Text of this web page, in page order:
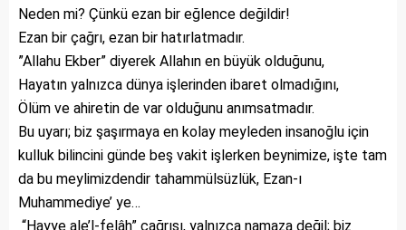
Neden mi? Çünkü ezan bir eğlence değildir!
Ezan bir çağrı, ezan bir hatırlatmadır.
”Allahu Ekber” diyerek Allahın en büyük olduğunu,
Hayatın yalnızca dünya işlerinden ibaret olmadığını,
Ölüm ve ahiretin de var olduğunu anımsatmadır.
Bu uyarı; biz şaşırmaya en kolay meyleden insanoğlu için
kulluk bilincini günde beş vakit işlerken beynimize, işte tam
da bu meylimizdendir tahammülsüzlük, Ezan-ı
Muhammediye’ ye…
“Hayye ale’l-felâh” çağrısı, yalnızca namaza değil; biz